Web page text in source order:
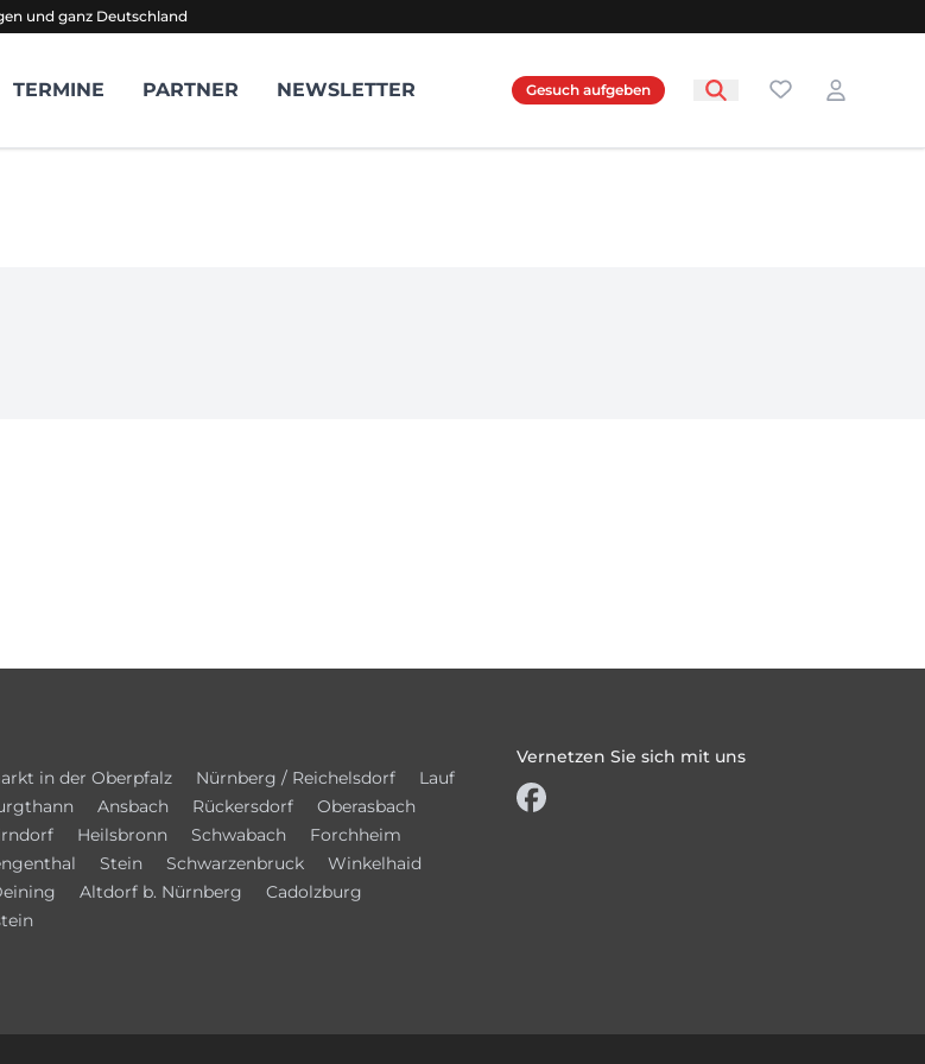
und ganz Deutschland
TERMINE PARTNER NEWSLETTER Gesuch aufgeben Favoriten
Login
in der Oberpfalz Nürnberg / Reichelsdorf
Lauf
Ansbach Rückersdorf
Oberasbach
Heilsbronn Schwabach
Forchheim
Stein Schwarzenbruck
Winkelhaid
Altdorf b. Nürnberg
Cadolzburg
Vernetzen Sie sich mit uns